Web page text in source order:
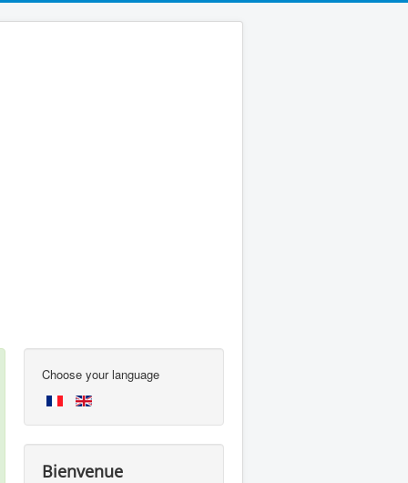
Choose your language
Bienvenue